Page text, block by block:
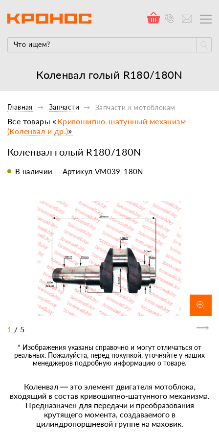
Коленвал голый R180/180N
Главная Запчасти Запчасти к мотоблокам
Коленвал голый R180/180N
Все товары «Кривошипно-шатунный механизм
(Коленвал и др.)»
В наличии Артикул VM039-180N
1 / 5
* Изображения указаны справочно и могут отличаться от
реальных. Пожалуйста, перед покупкой, уточняйте у наших
менеджеров подробную информацию о товаре.
Коленвал — это элемент двигателя мотоблока,
входящий в состав кривошипно-шатунного механизма.
Предназначен для передачи и преобразования
крутящего момента, создаваемого в
цилиндропоршневой группе на маховик.